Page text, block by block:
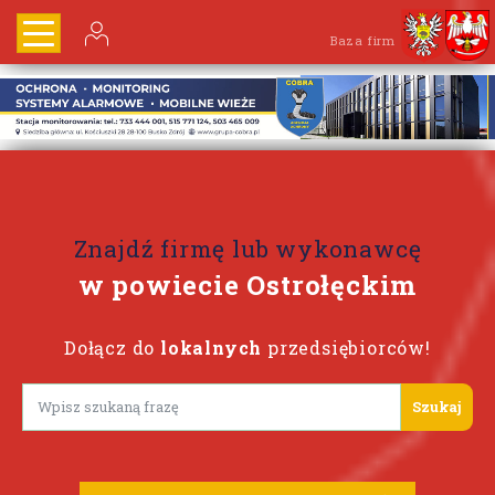
Baza firm
Znajdź firmę lub wykonawcę
w powiecie Ostrołęckim
Dołącz do lokalnych przedsiębiorców!